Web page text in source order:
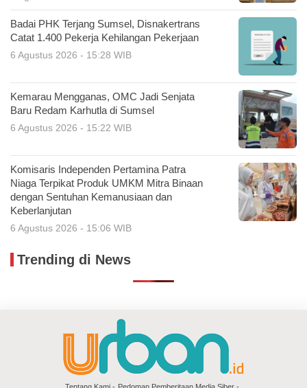
Badai PHK Terjang Sumsel, Disnakertrans
Catat 1.400 Pekerja Kehilangan Pekerjaan
6 Agustus 2026 - 15:28 WIB
Kemarau Mengganas, OMC Jadi Senjata
Baru Redam Karhutla di Sumsel
6 Agustus 2026 - 15:22 WIB
Komisaris Independen Pertamina Patra
Niaga Terpikat Produk UMKM Mitra Binaan
dengan Sentuhan Kemanusiaan dan
Keberlanjutan
6 Agustus 2026 - 15:06 WIB
Trending di News